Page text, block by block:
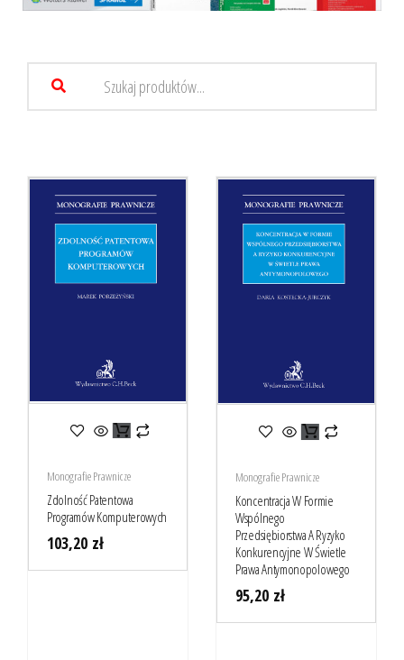
Monografie Prawnicze
Zdolność Patentowa
Programów Komputerowych
103,20 zł
Monografie Prawnicze
Koncentracja W Formie
Wspólnego
Przedsiębiorstwa A Ryzyko
Konkurencyjne W Świetle
Prawa Antymonopolowego
95,20 zł